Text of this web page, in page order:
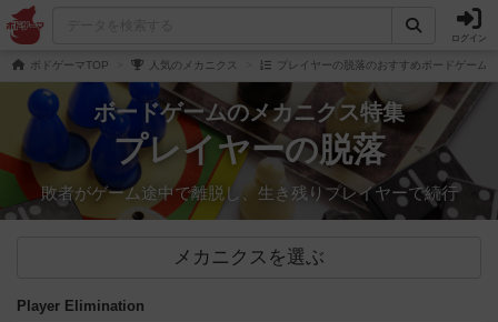
ログイン
ボドゲーマTOP 人気のメカニクス プレイヤーの脱落のおすすめボードゲーム
ボードゲームのメカニクス特集
プレイヤーの脱落
敗者がゲーム途中で離脱し、生き残りプレイヤーで続行
メカニクスを選ぶ
Player Elimination